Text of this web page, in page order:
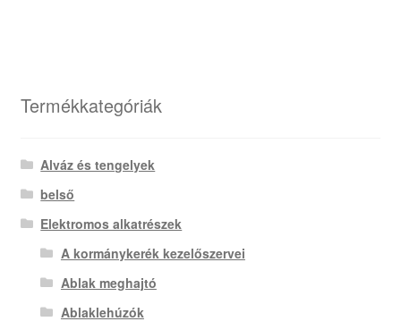
Termékkategóriák
Alváz és tengelyek
belső
Elektromos alkatrészek
A kormánykerék kezelőszervei
Ablak meghajtó
Ablaklehúzók